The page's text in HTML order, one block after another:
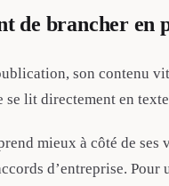
de brancher en
son contenu
se lit directement en
mieux à côté de
d’entreprise.